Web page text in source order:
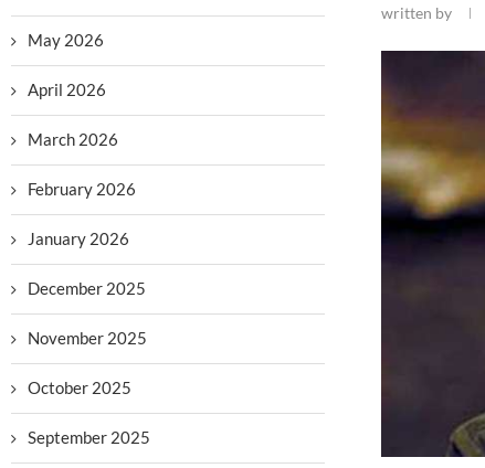
written by
May 2026
April 2026
March 2026
February 2026
January 2026
December 2025
November 2025
October 2025
September 2025